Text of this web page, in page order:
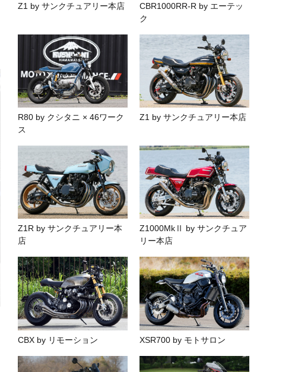
Z1 by サンクチュアリー本店
CBR1000RR-R by エーテッ
ク
R80 by クシタニ × 46ワーク
ス
Z1 by サンクチュアリー本店
Z1R by サンクチュアリー本
店
Z1000MkⅡ by サンクチュア
リー本店
CBX by リモーション XSR700 by モトサロン